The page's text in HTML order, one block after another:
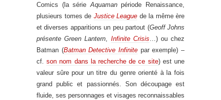
Comics (la sérieAquamanpériode Renaissance,
plusieurs tomes de Justice League de la même ère
et diverses apparitions un peu partout (Geoff Johns
présente Green Lantern, Infinite Crisis…) ou chez
Batman (Batman Detective Infinite par exemple) –
cf.son nom dans la recherche de ce site) est une
valeur sûre pour un titre du genre orienté à la fois
grand public et passionnés. Son découpage est
fluide, ses personnages et visages reconnaissables